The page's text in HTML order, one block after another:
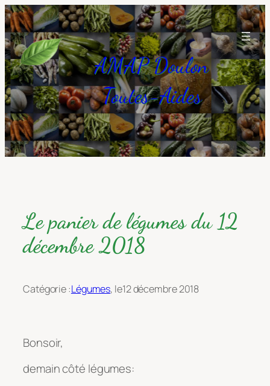
Aller
au
contenu
AMAP Doulon
Toutes-Aides
Le panier de légumes du 12
décembre 2018
Catégorie :Légumes, le12 décembre 2018
Bonsoir,
demain côté légumes: